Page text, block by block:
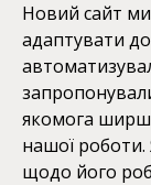
Новий сайт
адаптувати
якомога
нашої роботи.
щодо його